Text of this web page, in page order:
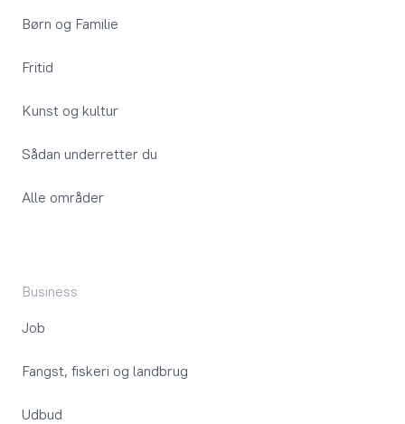
Børn og Familie
Fritid
Kunst og kultur
Sådan underretter du
Alle områder
Business
Job
Fangst, fiskeri og landbrug
Udbud